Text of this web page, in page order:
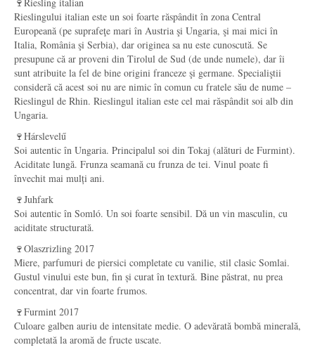
Rieslingului italian este un soi foarte răspândit în zona Central
Europeană (pe suprafeţe mari în Austria şi Ungaria, şi mai mici în
Italia, România şi Serbia), dar originea sa nu este cunoscută. Se
presupune că ar proveni din Tirolul de Sud (de unde numele), dar îi
sunt atribuite la fel de bine origini franceze şi germane. Specialiştii
consideră că acest soi nu are nimic în comun cu fratele său de nume –
Rieslingul de Rhin. Rieslingul italian este cel mai răspândit soi alb din
Ungaria.
🍷Hárslevelű
Soi autentic în Ungaria. Principalul soi din Tokaj (alături de Furmint).
Aciditate lungă. Frunza seamană cu frunza de tei. Vinul poate fi
învechit mai mulți ani.
🍷Juhfark
Soi autentic în Somló. Un soi foarte sensibil. Dă un vin masculin, cu
aciditate structurată.
🍷Olaszrizling 2017
Miere, parfumuri de piersici completate cu vanilie, stil clasic Somlai.
Gustul vinului este bun, fin și curat în textură. Bine păstrat, nu prea
concentrat, dar vin foarte frumos.
🍷Furmint 2017
Culoare galben auriu de intensitate medie. O adevărată bombă minerală,
completată la aromă de fructe uscate.